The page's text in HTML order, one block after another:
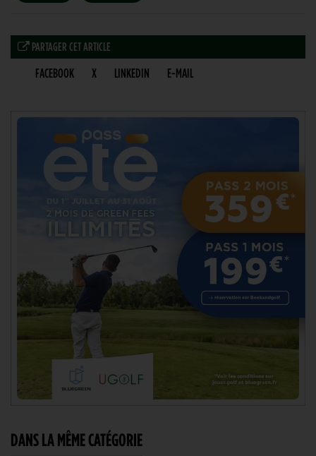
PARTAGER CET ARTICLE
FACEBOOK X LINKEDIN E-MAIL
DANS LA MÊME CATÉGORIE